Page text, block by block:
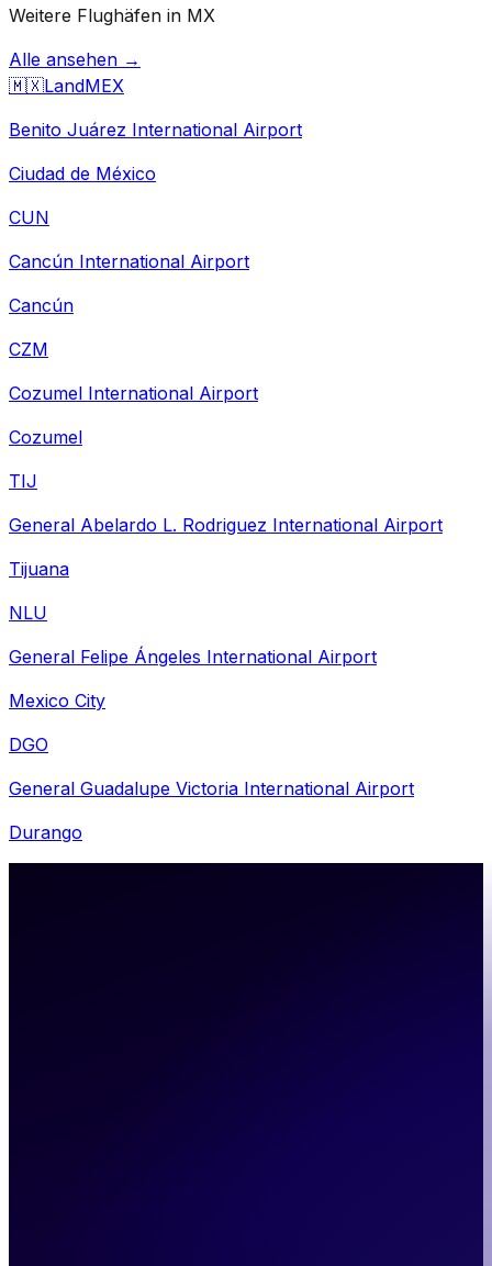
Weitere Flughäfen in MX
Alle ansehen →
🇲🇽LandMEX
Benito Juárez International Airport
Ciudad de México
CUN
Cancún International Airport
Cancún
CZM
Cozumel International Airport
Cozumel
TIJ
General Abelardo L. Rodriguez International Airport
Tijuana
NLU
General Felipe Ángeles International Airport
Mexico City
DGO
General Guadalupe Victoria International Airport
Durango